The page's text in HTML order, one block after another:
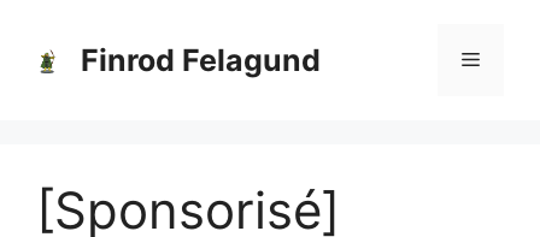
contenu
Finrod Felagund Menu
[Sponsorisé]